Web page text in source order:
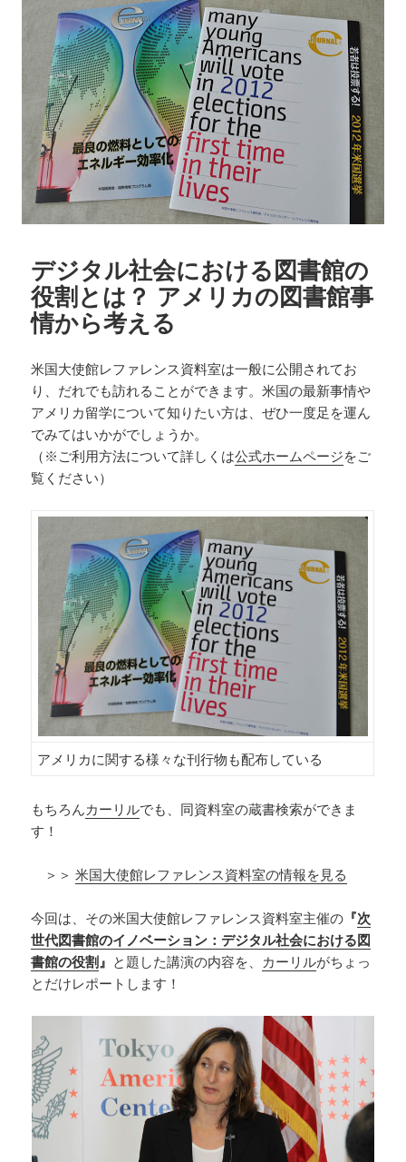
ー
デジタル社会における図書館の
役割とは？ アメリカの図書館事
情から考える
米国大使館レファレンス資料室は一般に公開されてお
り、だれでも訪れることができます。米国の最新事情や
アメリカ留学について知りたい方は、ぜひ一度足を運ん
でみてはいかがでしょうか。
（※ご利用方法について詳しくは公式ホームページをご
覧ください）
アメリカに関する様々な刊行物も配布している
もちろんカーリルでも、同資料室の蔵書検索ができま
す！
＞＞米国大使館レファレンス資料室の情報を見る
今回は、その米国大使館レファレンス資料室主催の 『次
世代図書館のイノベーション：デジタル社会における図
書館の役割』 と題した講演の内容を、 カーリルがちょっ
とだけレポートします！